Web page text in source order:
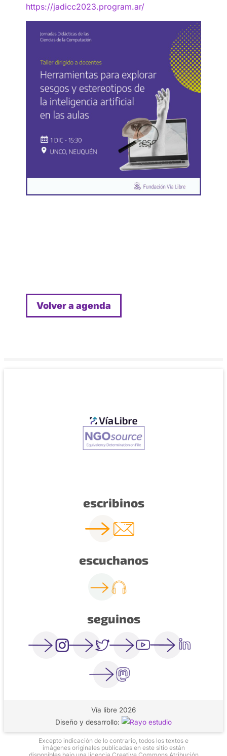
https://jadicc2023.program.ar/
Volver a agenda
escribinos
escuchanos
seguinos
Vía libre 2026
Diseño y desarrollo:
Excepto indicación de lo contrario, todos los textos e
imágenes originales publicadas en este sitio están